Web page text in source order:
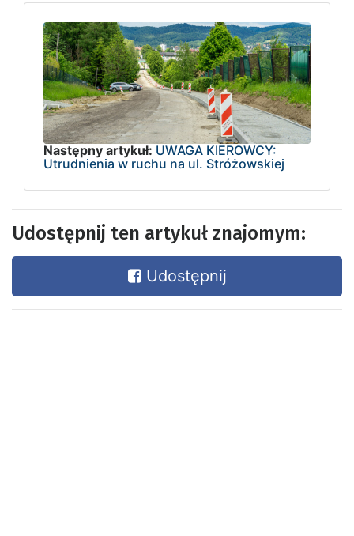
Następny artykuł: UWAGA KIEROWCY:
Utrudnienia w ruchu na ul. Stróżowskiej
Udostępnij ten artykuł znajomym:
Udostępnij